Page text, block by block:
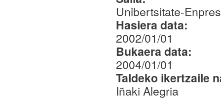
Unibertsitate-
Hasiera data:
2002/01/01
Bukaera data:
2004/01/01
Taldeko ikertzaile
Iñaki Alegria